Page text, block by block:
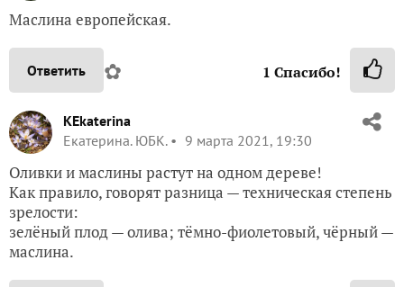
Маслина европейская.
Ответить ✿ 1 Спасибо!
KEkaterina
Екатерина. ЮБК.
9 марта 2021, 19:30
Оливки и маслины растут на одном дереве!
Как правило, говорят разница — техническая степень
зрелости:
зелёный плод — олива; тёмно-фиолетовый, чёрный —
маслина.